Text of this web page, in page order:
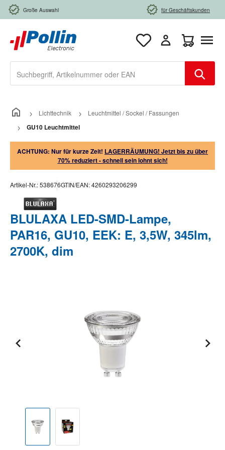
Zum Hauptinhalt springen
Große Auswahl für Geschäftskunden
Lichttechnik Leuchtmittel / Sockel / Fassungen
GU10 Leuchtmittel
ACHTUNG: Nur für kurze Zeit! LAGERRÄUMUNG! Jetzt bis zu über
70% reduziert - schnell sein lohnt sich!
Artikel-Nr.:538676GTIN/EAN:4260293206299
BLULAXA LED-SMD-Lampe,
PAR16, GU10, EEK: E, 3,5W, 345lm,
2700K, dim